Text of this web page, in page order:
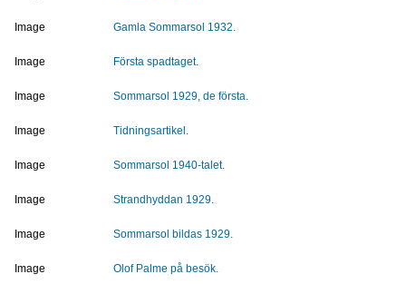
Image Gamla Sommarsol 1932.
Image Första spadtaget.
Image Sommarsol 1929, de första.
Image Tidningsartikel.
Image Sommarsol 1940-talet.
Image Strandhyddan 1929.
Image Sommarsol bildas 1929.
Image Olof Palme på besök.